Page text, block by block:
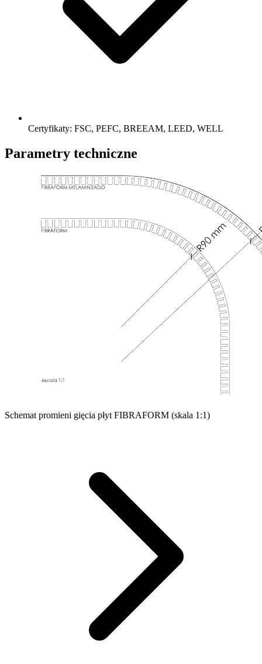
Certyfikaty: FSC, PEFC, BREEAM, LEED, WELL
Parametry techniczne
Schemat promieni gięcia płyt FIBRAFORM (skala 1:1)